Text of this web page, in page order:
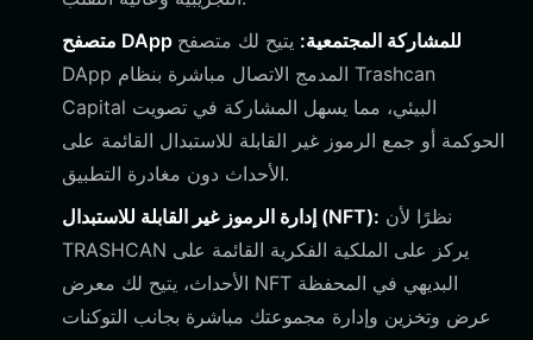
متصفح DApp للمشاركة المجتمعية: يتيح لك متصفح
DApp المدمج الاتصال مباشرة بنظام Trashcan
Capital البيئي، مما يسهل المشاركة في تصويت
الحوكمة أو جمع الرموز غير القابلة للاستبدال القائمة على
الأحداث دون مغادرة التطبيق.
إدارة الرموز غير القابلة للاستبدال (NFT):
TRASHCAN يركز على الملكية الفكرية القائمة على
الأحداث، يتيح لك معرض NFT البديهي في المحفظة
عرض وتخزين وإدارة مجموعتك مباشرة بجانب التوكنات